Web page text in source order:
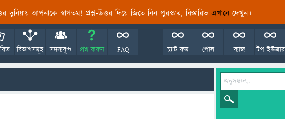
দুনিয়ায় আপনাকে স্বাগতম! প্রশ্ন-উত্তর দিয়ে জিতে নিন পুরস্কার, বিস্তারিত এখানেদেখুন।
বিভাগসমূহ সদস্যবৃন্দ প্রশ্ন করুন FAQ টপ ইউজার
ব্যাজ
পোল
চ্যাট রুম